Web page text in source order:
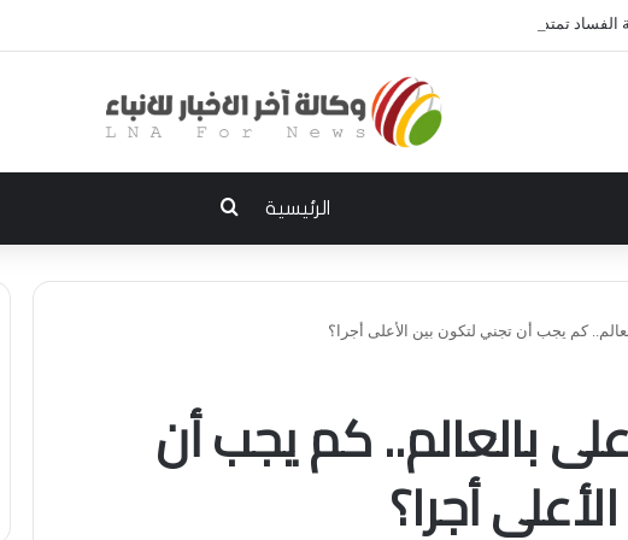
تمتد إلى الديوانية.. النزاهة تعتقل مدير توزيع كهرباء الديوانية السابق ومعاونه
الرئيسية
كم يجب أن تجني لتكون بين الأعلى أجرا؟
بالعالم.. كم يجب أن
أجرا؟